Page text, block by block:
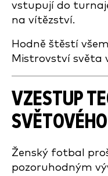
vstupují do
na vítězství.
Hodně štěstí
Mistrovství světa
VZESTUP
Ženský fotbal
pozoruhodným